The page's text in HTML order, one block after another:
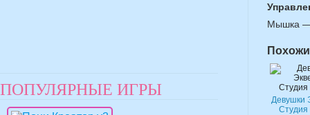
Мышка —
Девушки
Студия
ПОПУЛЯРНЫЕ ИГРЫ